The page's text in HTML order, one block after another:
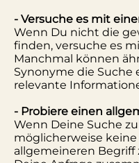
- Versuche es mit
Wenn Du nicht die
finden, versuche es
Manchmal können
Synonyme die Suche
relevante
- Probiere einen
Wenn Deine Suche
möglicherweise keine
allgemeineren